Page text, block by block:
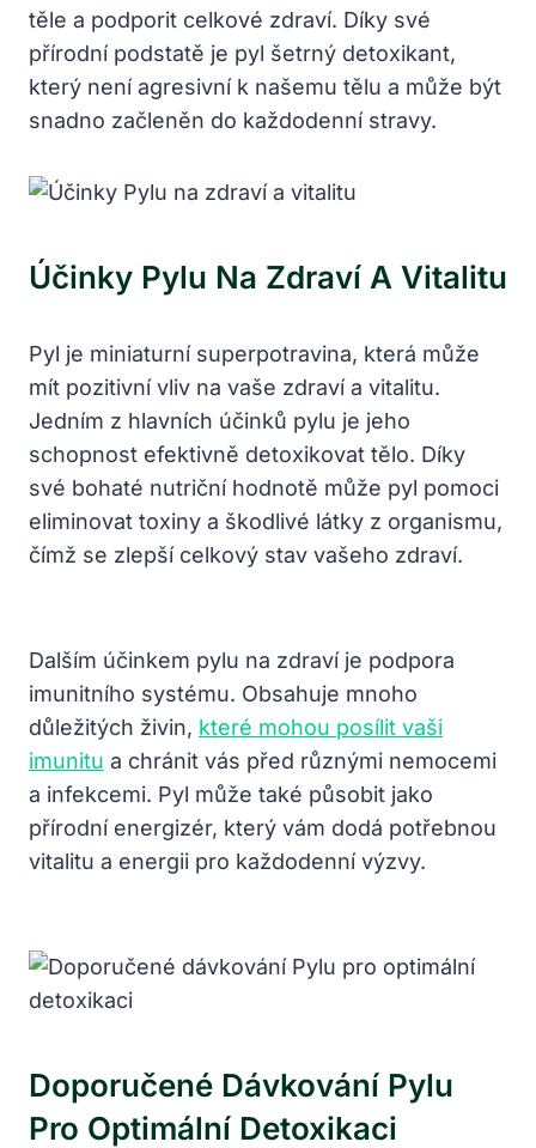
těle a podporit celkové zdraví. Díky své
přírodní podstatě je pyl šetrný detoxikant,
který není agresivní k našemu tělu a může být
snadno začleněn do každodenní stravy.
Účinky Pylu Na Zdraví A Vitalitu
Pyl je miniaturní superpotravina, která může
mít pozitivní vliv na vaše zdraví a vitalitu.
Jedním z hlavních účinků pylu je jeho
schopnost efektivně detoxikovat tělo. Díky
své bohaté nutriční hodnotě může pyl pomoci
eliminovat toxiny a škodlivé látky z organismu,
čímž se zlepší celkový stav vašeho zdraví.
Dalším účinkem pylu na zdraví je podpora
imunitního systému. Obsahuje mnoho
důležitých živin, které mohou posílit vaši
imunitu a chránit vás před různými nemocemi
a infekcemi. Pyl může také působit jako
přírodní energizér, který vám dodá potřebnou
vitalitu a energii pro každodenní výzvy.
Doporučené Dávkování Pylu
Pro Optimální Detoxikaci